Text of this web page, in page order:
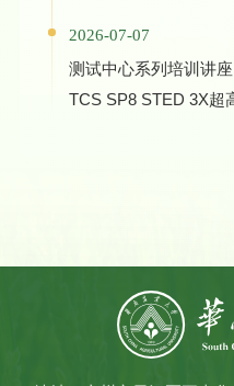
2026-07-07
测试中心系列培训讲
TCS SP8 STED 3X超